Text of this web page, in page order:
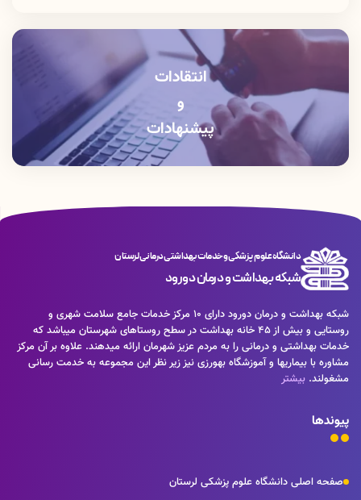
12:30 ظهر
انتقادات
و
پیشنهادات
دانشگاه علوم پزشکی و خدمات بهداشتی درمانی لرستان
شبکه بهداشت و درمان دورود
شبکه بهداشت و درمان دورود دارای 10 مرکز خدمات جامع سلامت شهری و
روستایی و بیش از 45 خانه بهداشت در سطح روستاهای شهرستان میباشد که
خدمات بهداشتی و درمانی را به مردم عزیز شهرمان ارائه میدهند. علاوه بر آن مرکز
مشاوره با بیماریها و آموزشگاه بهورزی نیز زیر نظر این مجموعه به خدمت رسانی
مشغولند. بیشتر
پیوندها
صفحه اصلی دانشگاه علوم پزشکی لرستان